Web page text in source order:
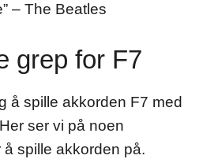
– The Beatles
grep for F7
å spille akkorden F7 med
ser vi på noen
spille akkorden på.